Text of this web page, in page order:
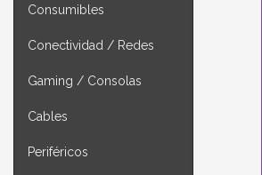
Consumibles
Conectividad / Redes
Gaming / Consolas
Cables
Periféricos